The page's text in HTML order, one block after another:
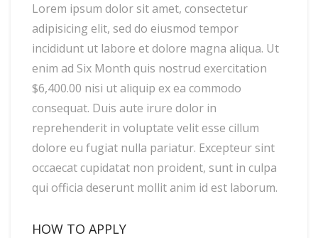
Lorem ipsum dolor sit amet, consectetur
adipisicing elit, sed do eiusmod tempor
incididunt ut labore et dolore magna aliqua. Ut
enim ad Six Month quis nostrud exercitation
$6,400.00 nisi ut aliquip ex ea commodo
consequat. Duis aute irure dolor in
reprehenderit in voluptate velit esse cillum
dolore eu fugiat nulla pariatur. Excepteur sint
occaecat cupidatat non proident, sunt in culpa
qui officia deserunt mollit anim id est laborum.
HOW TO APPLY